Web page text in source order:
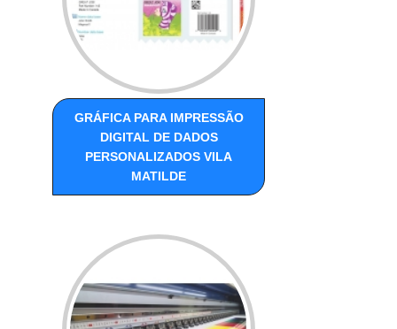
GRÁFICA PARA IMPRESSÃO
DIGITAL DE DADOS
PERSONALIZADOS VILA
MATILDE